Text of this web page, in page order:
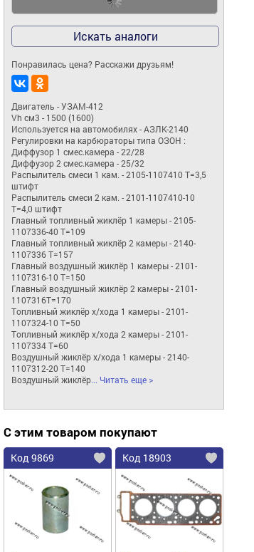
Искать аналоги
Понравилась цена? Расскажи друзьям!
Двигатель - УЗАМ-412
Vh см3 - 1500 (1600)
Используется на автомобилях - АЗЛК-2140
Регулировки на карбюраторы типа ОЗОН :
Диффузор 1 смес.камера - 22/28
Диффузор 2 смес.камера - 25/32
Распылитель смеси 1 кам. - 2105-1107410 T=3,5
штифт
Распылитель смеси 2 кам. - 2101-1107410-10
T=4,0 штифт
Главный топливный жиклёр 1 камеры - 2105-
1107336-40 T=109
Главный топливный жиклёр 2 камеры - 2140-
1107336 T=157
Главный воздушный жиклёр 1 камеры - 2101-
1107316-10 T=150
Главный воздушный жиклёр 2 камеры - 2101-
1107316T=170
Топливный жиклёр х/хода 1 камеры - 2101-
1107324-10 T=50
Топливный жиклёр х/хода 2 камеры - 2101-
1107334 T=60
Воздушный жиклёр х/хода 1 камеры - 2140-
1107312-20 T=140
Воздушный жиклёр... Читать еще >
С этим товаром покупают
Код 9869 Код 18903